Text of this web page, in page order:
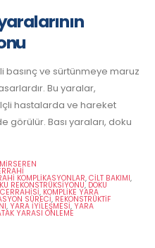
basınç ve sürtünmeye maruz
Bu yaralar,
hastalarda ve hareket
görülür. Bası yaraları, doku
KOMPLIKASYONLAR, CILT BAKIMI,
REKONSTRÜKSIYONU, DOKU
CERRAHISI, KOMPLIKE YARA
SÜRECI, REKONSTRÜKTIF
, YARA İYILEŞMESI, YARA
YARASI ÖNLEME